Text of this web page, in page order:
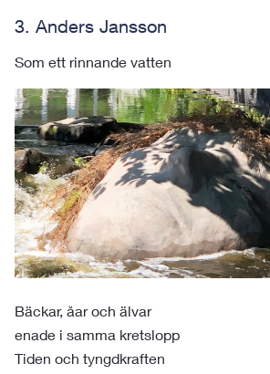
3. Anders Jansson
Som ett rinnande vatten
Bäckar, åar och älvar
enade i samma kretslopp
Tiden och tyngdkraften